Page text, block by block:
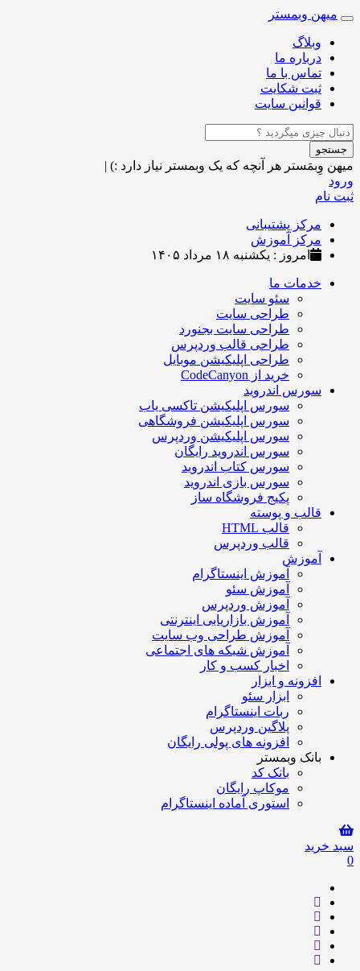
Toggle
navigation
میهن وبمستر
وبلاگ
درباره ما
تماس با ما
ثبت شکایت
قوانین سایت
جستجو
میهن وِبمَستر هر آنچه که یک وبمستر نیاز دارد :) |
ورود
ثبت نام
مرکز پشتیبانی
مرکز آموزش
امروز : یکشنبه ۱۸ مرداد ۱۴۰۵
خدمات ما
سئو سایت
طراحی سایت
طراحی سایت بجنورد
طراحی قالب وردپرس
طراحی اپلیکیشن موبایل
خرید از CodeCanyon
سورس اندروید
سورس اپلیکیشن تاکسی یاب
سورس اپلیکیشن فروشگاهی
سورس اپلیکیشن وردپرس
سورس اندروید رایگان
سورس کتاب اندروید
سورس بازی اندروید
پکیج فروشگاه ساز
قالب و پوسته
قالب HTML
قالب وردپرس
آموزش
آموزش اینستاگرام
آموزش سئو
آموزش وردپرس
آموزش بازاریابی اینترنتی
آموزش طراحی وب سایت
آموزش شبکه های اجتماعی
اخبار کسب و کار
افزونه و ابزار
ابزار سئو
ربات اینستاگرام
پلاگین وردپرس
افزونه های پولی رایگان
بانک وبمستر
بانک کد
موکاپ رایگان
استوری آماده اینستاگرام
سبد خرید
0